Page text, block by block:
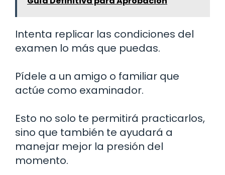
Intenta replicar las condiciones del
examen lo más que puedas.
Pídele a un amigo o familiar que
actúe como examinador.
Esto no solo te permitirá practicarlos,
sino que también te ayudará a
manejar mejor la presión del
momento.